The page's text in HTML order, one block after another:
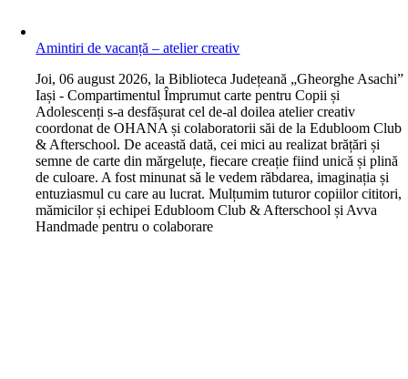
Amintiri de vacanță – atelier creativ
Joi, 06 august 2026, la Biblioteca Județeană „Gheorghe Asachi”
Iași - Compartimentul Împrumut carte pentru Copii și
Adolescenți s-a desfășurat cel de-al doilea atelier creativ
coordonat de OHANA și colaboratorii săi de la Edubloom Club
& Afterschool. De această dată, cei mici au realizat brățări și
semne de carte din mărgeluțe, fiecare creație fiind unică și plină
de culoare. A fost minunat să le vedem răbdarea, imaginația și
entuziasmul cu care au lucrat. Mulțumim tuturor copiilor cititori,
mămicilor și echipei Edubloom Club & Afterschool și Avva
Handmade pentru o colaborare